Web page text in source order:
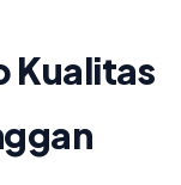
Kualitas